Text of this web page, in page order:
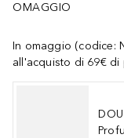
OMAGGIO
In omaggio (codice:
all'acquisto di 69€ di